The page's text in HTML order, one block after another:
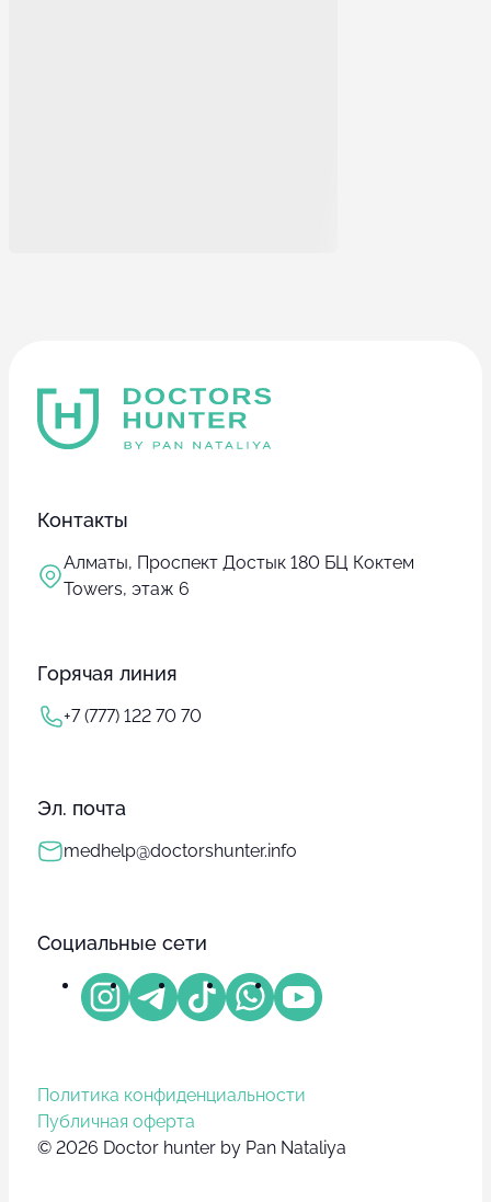
Контакты
Алматы, Проспект Достык 180 БЦ Коктем
Towers, этаж 6
Горячая линия
+7 (777) 122 70 70
Эл. почта
medhelp@doctorshunter.info
Социальные сети
Политика конфиденциальности
Публичная оферта
© 2026 Doctor hunter by Pan Nataliya